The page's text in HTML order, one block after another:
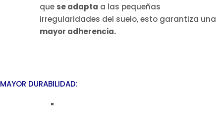
que se adapta a las pequeñas
irregularidades del suelo, esto garantiza una
mayor adherencia.
MAYOR DURABILIDAD: